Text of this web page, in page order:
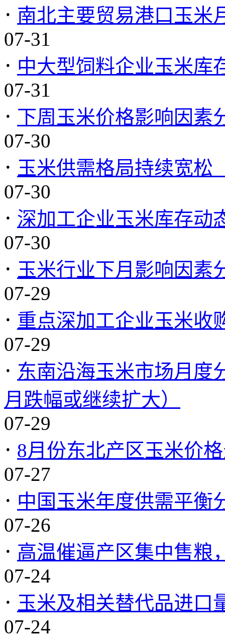
· 南北主要贸易港口玉米
07-31
· 中大型饲料企业玉米库
07-31
· 下周玉米价格影响因素
07-30
· 玉米供需格局持续宽
07-30
· 深加工企业玉米库存动
07-30
· 玉米行业下月影响因素
07-29
· 重点深加工企业玉米收
07-29
· 东南沿海玉米市场月度
月跌幅或继续扩大）
07-29
· 8月份东北产区玉米价
07-27
· 中国玉米年度供需平衡
07-26
· 高温催逼产区集中售粮
07-24
· 玉米及相关替代品进口
07-24